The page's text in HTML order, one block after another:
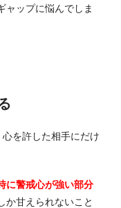
ャップに悩んでしま
を許した相手にだけ
に警戒心が強い部分
か甘えられないこと